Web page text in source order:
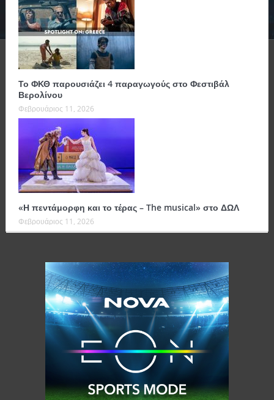
Το ΦΚΘ παρουσιάζει 4 παραγωγούς στο Φεστιβάλ
Βερολίνου
Φεβρουάριος 11, 2026
«Η πεντάμορφη και το τέρας – The musical» στο ΔΩΛ
Φεβρουάριος 11, 2026